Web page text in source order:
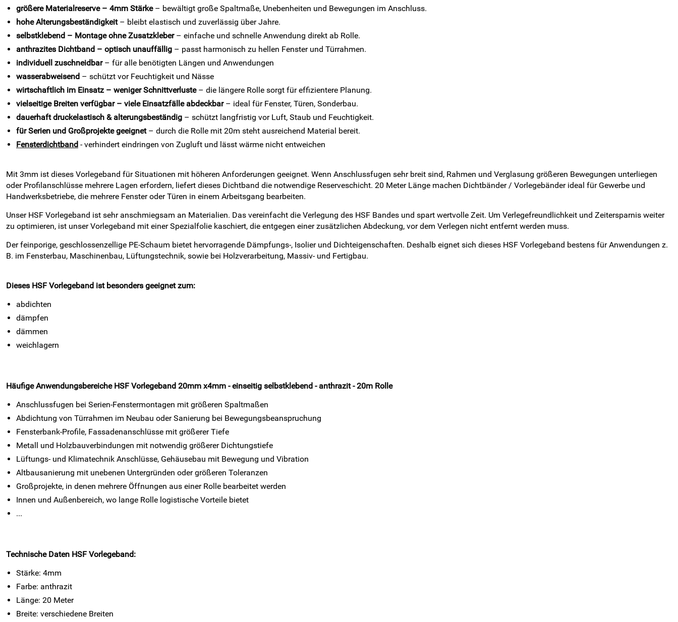
größere Materialreserve – 4mm Stärke– bewältigt große Spaltmaße, Unebenheiten und Bewegungen im Anschluss.
hohe Alterungsbeständigkeit– bleibt elastisch und zuverlässig über Jahre.
selbstklebend – Montage ohne Zusatzkleber– einfache und schnelle Anwendung direkt ab Rolle.
anthrazites Dichtband – optisch unauffällig – passt harmonisch zu hellen Fenster und Türrahmen.
individuell zuschneidbar– für alle benötigten Längen und Anwendungen
wasserabweisend – schützt vor Feuchtigkeit und Nässe
wirtschaftlich im Einsatz – weniger Schnittverluste– die längere Rolle sorgt für effizientere Planung.
vielseitige Breiten verfügbar – viele Einsatzfälle abdeckbar– ideal für Fenster, Türen, Sonderbau.
dauerhaft druckelastisch & alterungsbeständig – schützt langfristig vor Luft, Staub und Feuchtigkeit.
für Serien und Großprojekte geeignet– durch die Rolle mit 20m steht ausreichend Material bereit.
Fensterdichtband - verhindert eindringen von Zugluft und lässt wärme nicht entweichen
Mit 3mm ist dieses Vorlegeband für Situationen mit höheren Anforderungen geeignet. Wenn Anschlussfugen sehr breit sind, Rahmen und Verglasung größeren Bewegungen unterliegen
oder Profilanschlüsse mehrere Lagen erfordern, liefert dieses Dichtband die notwendige Reserveschicht. 20 Meter Länge machen Dichtbänder / Vorlegebänder ideal für Gewerbe und
Handwerksbetriebe, die mehrere Fenster oder Türen in einem Arbeitsgang bearbeiten.
Unser HSF Vorlegeband ist sehr anschmiegsam an Materialien. Das vereinfacht die Verlegung des HSF Bandes und spart wertvolle Zeit. Um Verlegefreundlichkeit und Zeitersparnis weiter
zu optimieren, ist unser Vorlegeband mit einer Spezialfolie kaschiert, die entgegen einer zusätzlichen Abdeckung, vor dem Verlegen nicht entfernt werden muss.
Der feinporige, geschlossenzellige PE-Schaum bietet hervorragende Dämpfungs-, Isolier und Dichteigenschaften. Deshalb eignet sich dieses HSF Vorlegeband bestens für Anwendungen z.
B. im Fensterbau, Maschinenbau, Lüftungstechnik, sowie bei Holzverarbeitung, Massiv- und Fertigbau.
Dieses HSF Vorlegeband ist besonders geeignet zum:
abdichten
dämpfen
dämmen
weichlagern
Häufige Anwendungsbereiche HSF Vorlegeband 20mm x4mm - einseitig selbstklebend - anthrazit - 20m Rolle
Anschlussfugen bei Serien-Fenstermontagen mit größeren Spaltmaßen
Abdichtung von Türrahmen im Neubau oder Sanierung bei Bewegungsbeanspruchung
Fensterbank-Profile, Fassadenanschlüsse mit größerer Tiefe
Metall und Holzbauverbindungen mit notwendig größerer Dichtungstiefe
Lüftungs- und Klimatechnik Anschlüsse, Gehäusebau mit Bewegung und Vibration
Altbausanierung mit unebenen Untergründen oder größeren Toleranzen
Großprojekte, in denen mehrere Öffnungen aus einer Rolle bearbeitet werden
Innen und Außenbereich, wo lange Rolle logistische Vorteile bietet
...
Technische Daten HSF Vorlegeband:
Stärke: 4mm
Farbe: anthrazit
Länge: 20 Meter
Breite: verschiedene Breiten